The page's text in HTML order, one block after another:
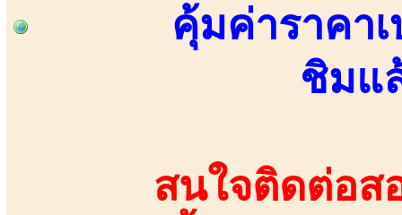
คุ้มค่าราคา
ชิมแ
สนใจติดต่อส